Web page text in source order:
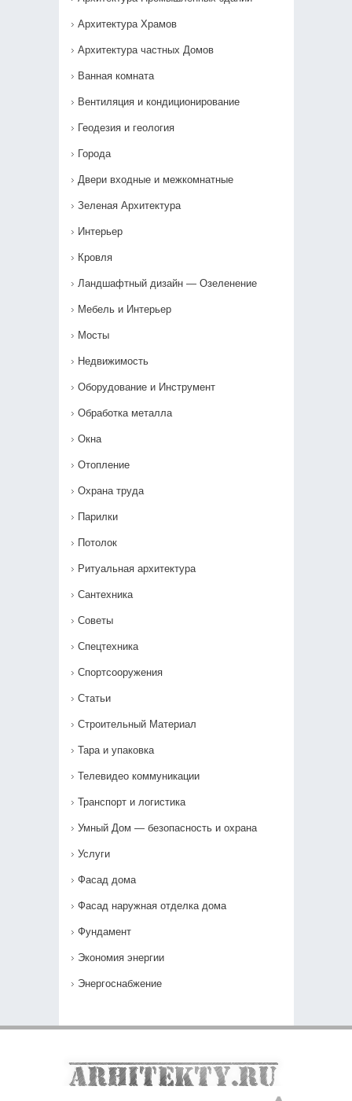
Архитектура Храмов
Архитектура частных Домов
Ванная комната
Вентиляция и кондиционирование
Геодезия и геология
Города
Двери входные и межкомнатные
Зеленая Архитектура
Интерьер
Кровля
Ландшафтный дизайн — Озеленение‎
Мебель и Интерьер
Мосты
Недвижимость
Оборудование и Инструмент
Обработка металла
Окна
Отопление
Охрана труда
Парилки
Потолок
Ритуальная архитектура
Сантехника
Советы
Спецтехника
Спортсооружения
Статьи
Строительный Материал
Тара и упаковка
Телевидео коммуникации
Транспорт и логистика
Умный Дом — безопасность и охрана
Услуги
Фасад дома
Фасад наружная отделка дома
Фундамент
Экономия энергии
Энергоснабжение